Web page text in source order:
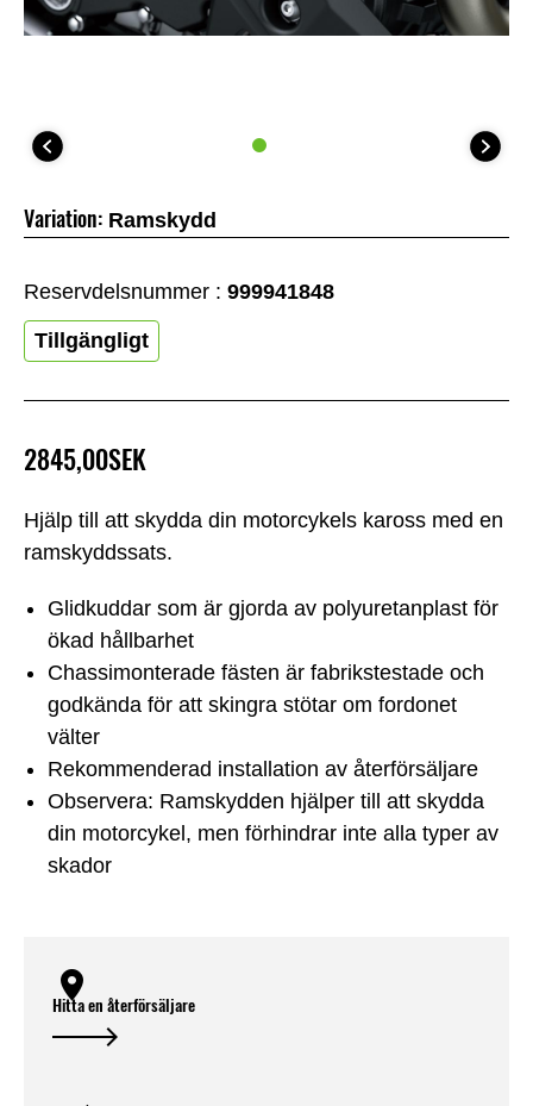
Hjälp till att skydda din motorcykels kaross med en
ramskyddssats.
Glidkuddar som är gjorda av polyuretanplast för
ökad hållbarhet
Chassimonterade fästen är fabrikstestade och
godkända för att skingra stötar om fordonet
välter
Rekommenderad installation av återförsäljare
Observera: Ramskydden hjälper till att skydda
din motorcykel, men förhindrar inte alla typer av
skador
2845,00SEK
Variation: Ramskydd
Reservdelsnummer : 999941848
Tillgängligt
Hitta en återförsäljare